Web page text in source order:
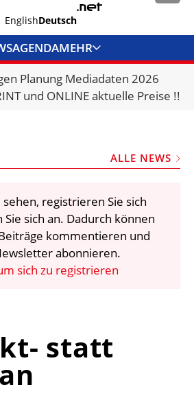
EnglishDeutsch
AGENDAMEHR
VERMIETER
VIDEOS
BIBLIOTHEK
& BÜHNE
KONTAKT
Planung Mediadaten 2026
und ONLINE aktuelle Preise !!
ALLE NEWS
registrieren Sie sich
sich an. Dadurch können
kommentieren und
abonnieren.
sich zu registrieren
statt